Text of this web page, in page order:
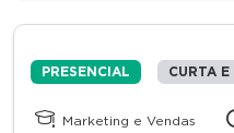
PRESENCIAL CURTA E
Marketing e Vendas